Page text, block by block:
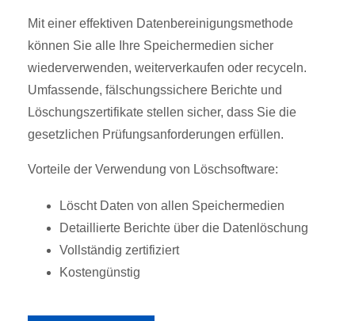
Mit einer effektiven Datenbereinigungsmethode
können Sie alle Ihre Speichermedien sicher
wiederverwenden, weiterverkaufen oder recyceln.
Umfassende, fälschungssichere Berichte und
Löschungszertifikate stellen sicher, dass Sie die
gesetzlichen Prüfungsanforderungen erfüllen.
Vorteile der Verwendung von Löschsoftware:
Löscht Daten von allen Speichermedien
Detaillierte Berichte über die Datenlöschung
Vollständig zertifiziert
Kostengünstig